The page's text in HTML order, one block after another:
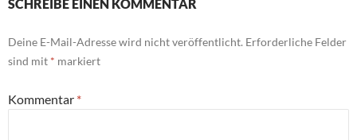
SCHREIBE EINEN KOMMENTAR
Deine E-Mail-Adresse wird nicht veröffentlicht. Erforderliche Felder
sind mit * markiert
Kommentar *